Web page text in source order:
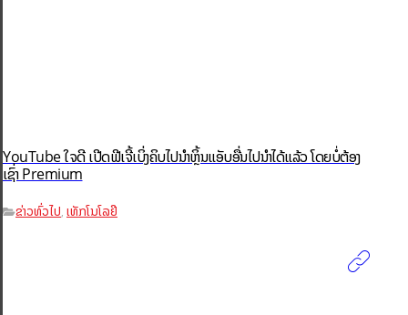
YouTube ໃຈດີ ເປີດຟີເຈີ້ເບິ່ງຄິບໄປນຳຫຼິ້ນແອັບອື່ນໄປນຳໄດ້ແລ້ວ ໂດຍບໍ່ຕ້ອງ
ເຊົ່າ Premium
ຂ່າວທົ່ວໄປ, ເທັກໂນໂລຢີ